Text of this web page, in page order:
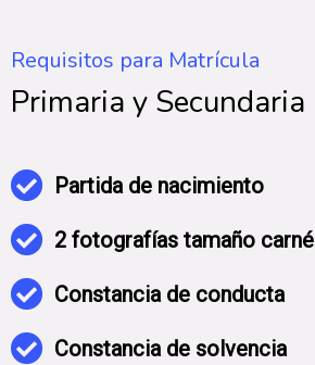
Requisitos para Matrícula
Primaria y Secundaria
Partida de nacimiento
2 fotografías tamaño carné
Constancia de conducta
Constancia de solvencia